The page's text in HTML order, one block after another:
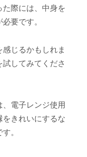
際には、中身を
要です。
じるかもしれま
してみてくださ
電子レンジ使用
をきれいにするな
。